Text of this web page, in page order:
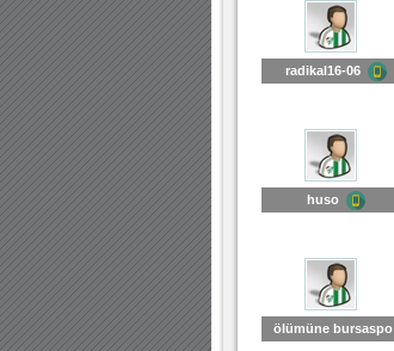
radikal16-06
huso
ölümüne bursaspo